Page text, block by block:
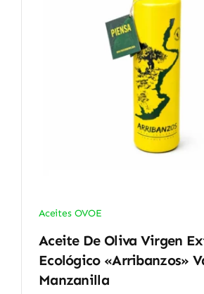
Aceites OVOE
Aceite De Oliva Virgen
Ecológico «Arribanzos»
Manzanilla